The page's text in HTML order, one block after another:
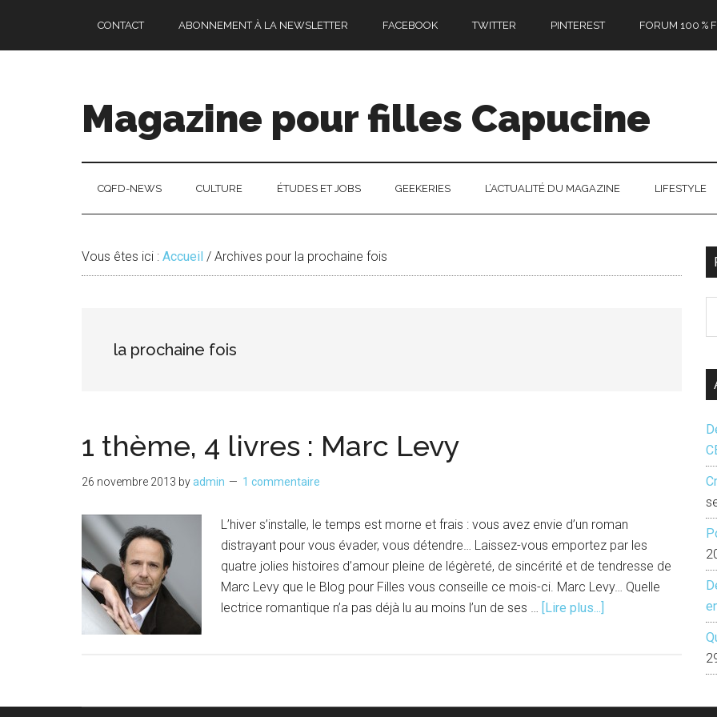
contenu
secondary
la
CONTACT ABONNEMENT À LA NEWSLETTER FACEBOOK TWITTER PINTEREST FORUM 100 %
Magazine pour filles Capucine
CQFD-NEWS CULTURE ÉTUDES ET JOBS GEEKERIES L’ACTUALITÉ DU MAGAZINE LIFESTYLE
Vous êtes ici : Accueil / Archives pour la prochaine fois
la prochaine fois
1 thème, 4 livres : Marc Levy
26 novembre 2013 byadmin 1 commentaire
L’hiver s’installe, le temps est morne et frais : vous avez envie d’un roman
distrayant pour vous évader, vous détendre… Laissez-vous emportez par les
quatre jolies histoires d’amour pleine de légèreté, de sincérité et de tendresse de
Marc Levy que le Blog pour Filles vous conseille ce mois-ci. Marc Levy… Quelle
lectrice romantique n’a pas déjà lu au moins l’un de ses … [Lire plus...]
:
...